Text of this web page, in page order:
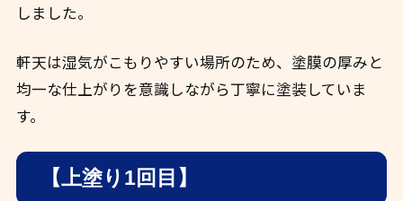
しました。
軒天は湿気がこもりやすい場所のため、塗膜の厚みと
均一な仕上がりを意識しながら丁寧に塗装していま
す。
【上塗り1回目】